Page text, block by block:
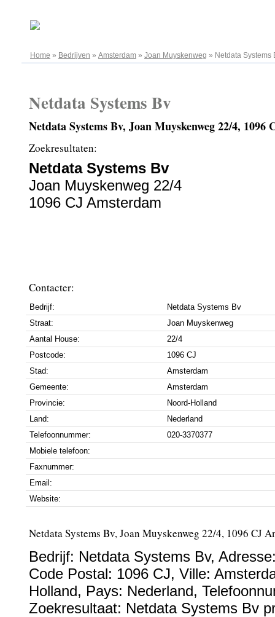
Home » Bedrijven » Amsterdam » Joan Muyskenweg » Netdata Systems
Netdata Systems Bv
Netdata Systems Bv, Joan Muyskenweg 22/4, 1096
Zoekresultaten:
Netdata Systems Bv
Joan Muyskenweg 22/4
1096 CJ Amsterdam
Contacter:
Bedrijf:
Netdata Systems Bv
Straat:
Joan Muyskenweg
Aantal House:
22/4
Postcode:
1096 CJ
Stad:
Amsterdam
Gemeente:
Amsterdam
Provincie:
Noord-Holland
Land:
Nederland
Telefoonnummer:
020-3370377
Mobiele telefoon:
Faxnummer:
Email:
Website:
Netdata Systems Bv, Joan Muyskenweg 22/4, 1096 CJ
Bedrijf: Netdata Systems Bv,
Code Postal: 1096 CJ, Ville:
Holland, Pays: Nederland,
Zoekresultaat: Netdata Systems Bv